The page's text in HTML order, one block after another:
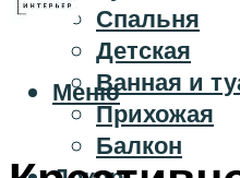
Спальня
Детская
Ванная и
Прихожая
Балкон
Меню